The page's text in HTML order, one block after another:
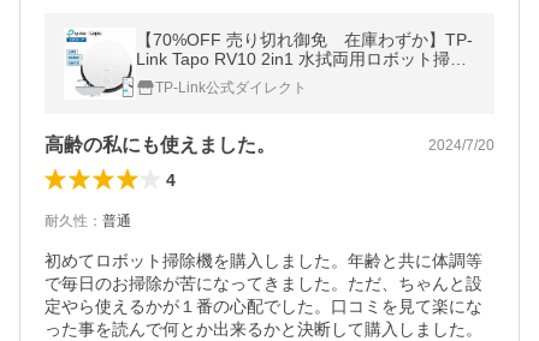
【70%OFF 売り切れ御免 在庫わずか】TP-
Link Tapo RV10 2in1 水拭両用ロボット掃除
機 高性能 自動充電 音声コントロール アプリ
対応 4つの吸引モード 1年保証
TP-Link公式ダイレクト
高齢の私にも使えました。 2024/7/20
4
耐久性 ： 普通
初めてロボット掃除機を購入しました。年齢と共に体調等
で毎日のお掃除が苦になってきました。ただ、ちゃんと設
定やら使えるかが１番の心配でした。口コミを見て楽にな
った事を読んで何とか出来るかと決断して購入しました。